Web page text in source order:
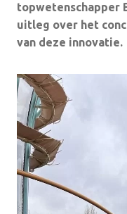
topwetenschapper
uitleg over het
van deze innovatie.